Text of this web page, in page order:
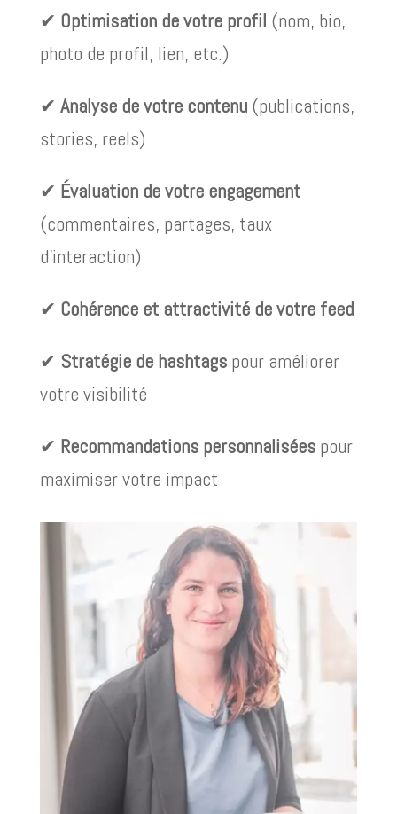
✔ Optimisation de votre profil (nom, bio,
photo de profil, lien, etc.)
✔ Analyse de votre contenu(publications,
stories, reels)
✔ Évaluation de votre engagement
(commentaires, partages, taux
d’interaction)
✔ Cohérence et attractivité de votre feed
✔ Stratégie de hashtagspour améliorer
votre visibilité
✔ Recommandations personnaliséespour
maximiser votre impact